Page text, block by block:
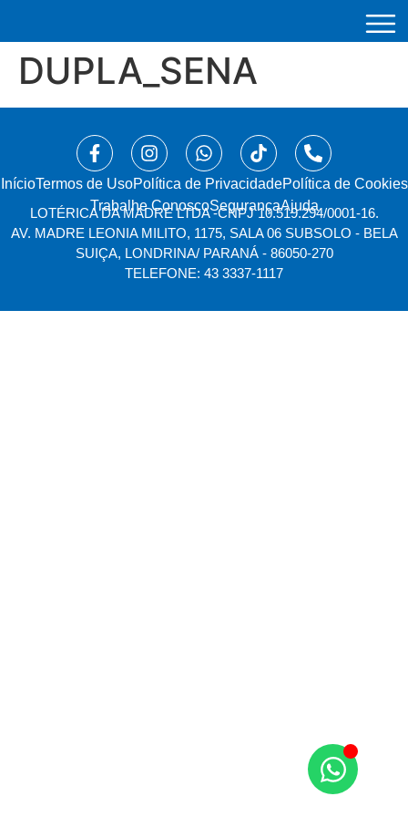
DUPLA_SENA
Início⁠Termos de UsoPolítica de PrivacidadePolítica de Cookies
Trabalhe ConoscoSegurançaAjuda
LOTÉRICA DA MADRE LTDA -CNPJ 10.519.294/0001-16.
AV. MADRE LEONIA MILITO, 1175, SALA 06 SUBSOLO - BELA
SUIÇA, LONDRINA/ PARANÁ - 86050-270
TELEFONE: 43 3337-1117